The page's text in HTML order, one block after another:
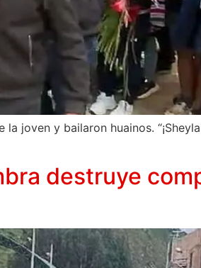
y bailaron huainos. “¡Sheyla
destruye